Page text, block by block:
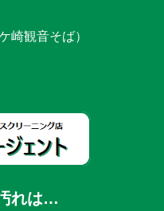
崎観音そば）
れは…